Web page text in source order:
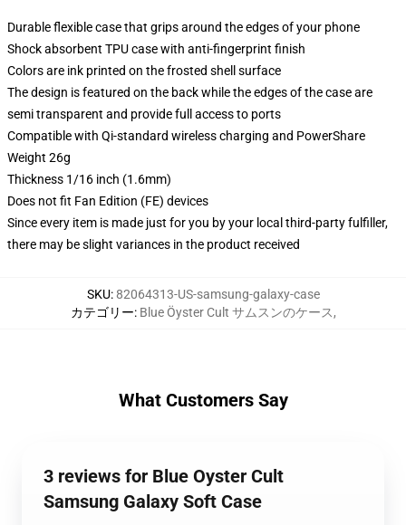
Durable flexible case that grips around the edges of your phone
Shock absorbent TPU case with anti-fingerprint finish
Colors are ink printed on the frosted shell surface
The design is featured on the back while the edges of the case are
semi transparent and provide full access to ports
Compatible with Qi-standard wireless charging and PowerShare
Weight 26g
Thickness 1/16 inch (1.6mm)
Does not fit Fan Edition (FE) devices
Since every item is made just for you by your local third-party fulfiller,
there may be slight variances in the product received
SKU:82064313-US-samsung-galaxy-case
カテゴリー: Blue Öyster Cult サムスンのケース,
What Customers Say
3 reviews for Blue Oyster Cult
Samsung Galaxy Soft Case